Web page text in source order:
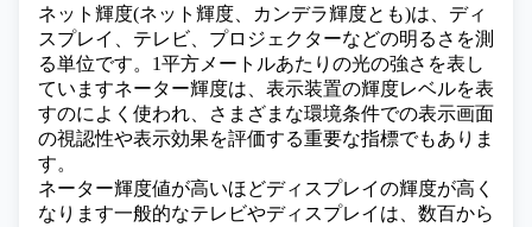
ネット輝度(ネット輝度、カンデラ輝度とも)は、ディ
スプレイ、テレビ、プロジェクターなどの明るさを測
る単位です。1平方メートルあたりの光の強さを表し
ていますネーター輝度は、表示装置の輝度レベルを表
すのによく使われ、さまざまな環境条件での表示画面
の視認性や表示効果を評価する重要な指標でもありま
す。
ネーター輝度値が高いほどディスプレイの輝度が高く
なります一般的なテレビやディスプレイは、数百から